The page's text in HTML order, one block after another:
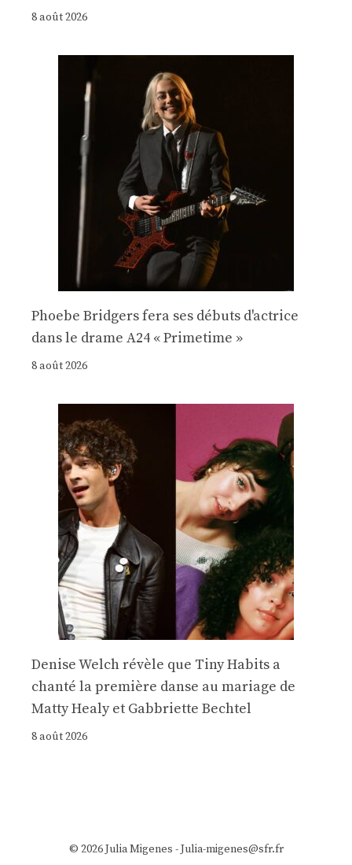
8 août 2026
Phoebe Bridgers fera ses débuts d'actrice
dans le drame A24 « Primetime »
8 août 2026
Denise Welch révèle que Tiny Habits a
chanté la première danse au mariage de
Matty Healy et Gabbriette Bechtel
8 août 2026
© 2026 Julia Migenes - Julia-migenes@sfr.fr